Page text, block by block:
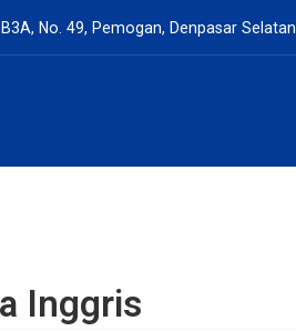
No. 49, Pemogan, Denpasar Selatan
Inggris